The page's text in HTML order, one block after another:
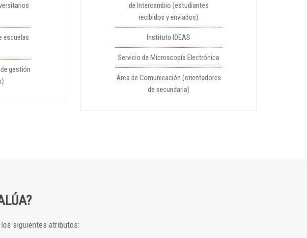
escuelas
gestión
de Intercambio (estudiantes
recibidos y enviados)
Instituto IDEAS
Servicio de Microscopía Electrónica
Área de Comunicación (orientadores
de secundaria)
siguientes atributos: